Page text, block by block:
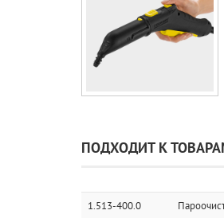
ПОДХОДИТ К
1.513-400.0